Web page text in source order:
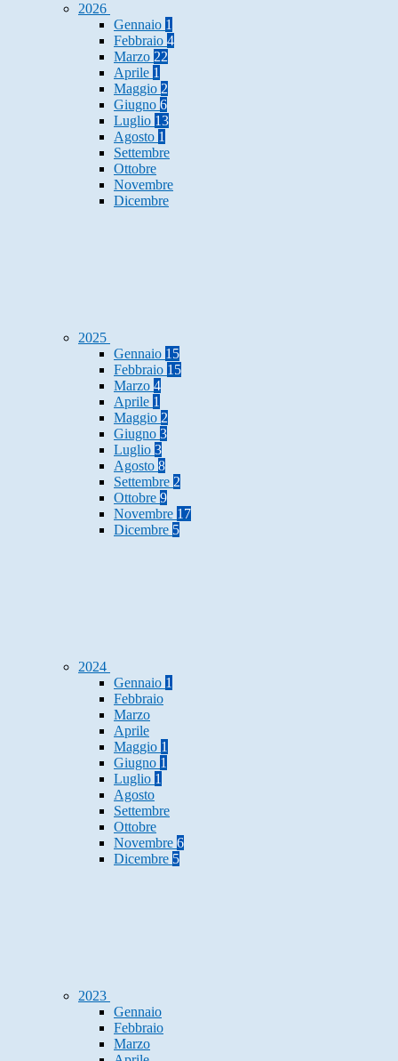
2026
Gennaio 1
Febbraio 4
Marzo 22
Aprile 1
Maggio 2
Giugno 6
Luglio 13
Agosto 1
Settembre
Ottobre
Novembre
Dicembre
2025
Gennaio 15
Febbraio 15
Marzo 4
Aprile 1
Maggio 2
Giugno 3
Luglio 3
Agosto 8
Settembre 2
Ottobre 9
Novembre 17
Dicembre 5
2024
Gennaio 1
Febbraio
Marzo
Aprile
Maggio 1
Giugno 1
Luglio 1
Agosto
Settembre
Ottobre
Novembre 6
Dicembre 5
2023
Gennaio
Febbraio
Marzo